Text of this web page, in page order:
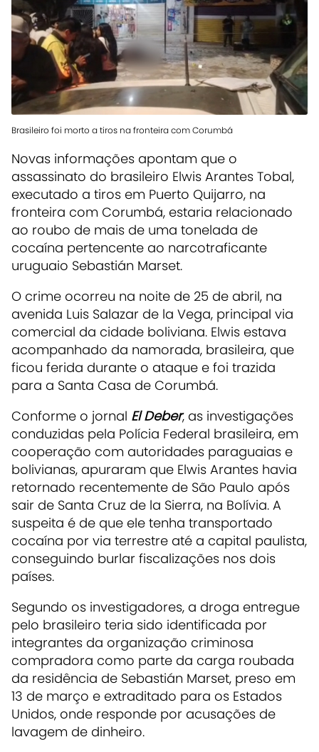
Brasileiro foi morto a tiros na fronteira com Corumbá
Novas informações apontam que o
assassinato do brasileiro Elwis Arantes Tobal,
executado a tiros em Puerto Quijarro, na
fronteira com Corumbá, estaria relacionado
ao roubo de mais de uma tonelada de
cocaína pertencente ao narcotraficante
uruguaio Sebastián Marset.
O crime ocorreu na noite de 25 de abril, na
avenida Luis Salazar de la Vega, principal via
comercial da cidade boliviana. Elwis estava
acompanhado da namorada, brasileira, que
ficou ferida durante o ataque e foi trazida
para a Santa Casa de Corumbá.
Conforme o jornal El Deber, as investigações
conduzidas pela Polícia Federal brasileira, em
cooperação com autoridades paraguaias e
bolivianas, apuraram que Elwis Arantes havia
retornado recentemente de São Paulo após
sair de Santa Cruz de la Sierra, na Bolívia. A
suspeita é de que ele tenha transportado
cocaína por via terrestre até a capital paulista,
conseguindo burlar fiscalizações nos dois
países.
Segundo os investigadores, a droga entregue
pelo brasileiro teria sido identificada por
integrantes da organização criminosa
compradora como parte da carga roubada
da residência de Sebastián Marset, preso em
13 de março e extraditado para os Estados
Unidos, onde responde por acusações de
lavagem de dinheiro.